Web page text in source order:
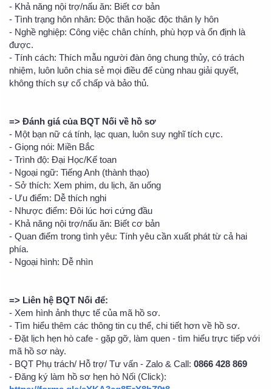
- Khả năng nội trợ/nấu ăn: Biết cơ bản
- Tình trạng hôn nhân: Độc thân hoặc độc thân ly hôn
- Nghề nghiệp: Công việc chân chính, phù hợp và ổn định là
được.
- Tính cách: Thích mẫu người đàn ông chung thủy, có trách
nhiệm, luôn luôn chia sẻ mọi điều để cùng nhau giải quyết,
không thích sự cố chấp và bảo thủ.
=> Đánh giá của BQT Nối về hồ sơ
- Một bạn nữ cá tính, lạc quan, luôn suy nghĩ tích cực.
- Giọng nói: Miền Bắc
- Trình độ: Đại Học/Kế toan
- Ngoại ngữ: Tiếng Anh (thành thạo)
- Sở thích: Xem phim, du lịch, ăn uống
- Ưu điểm: Dễ thích nghi
- Nhược điểm: Đôi lúc hơi cứng đầu
- Khả năng nội trợ/nấu ăn: Biết cơ bản
- Quan điểm trong tình yêu: Tính yêu cần xuất phát từ cả hai
phía.
- Ngoại hình: Dễ nhìn
=> Liên hệ BQT Nối để:
- Xem hình ảnh thực tế của mã hồ sơ.
- Tìm hiểu thêm các thông tin cụ thể, chi tiết hơn về hồ sơ.
- Đặt lịch hẹn hò cafe - gặp gỡ, làm quen - tìm hiểu trực tiếp với
mã hồ sơ này.
- BQT Phụ trách/ Hỗ trợ/ Tư vấn - Zalo & Call: 0866 428 869
- Đăng ký làm hồ sơ hẹn hò Nối (Click):